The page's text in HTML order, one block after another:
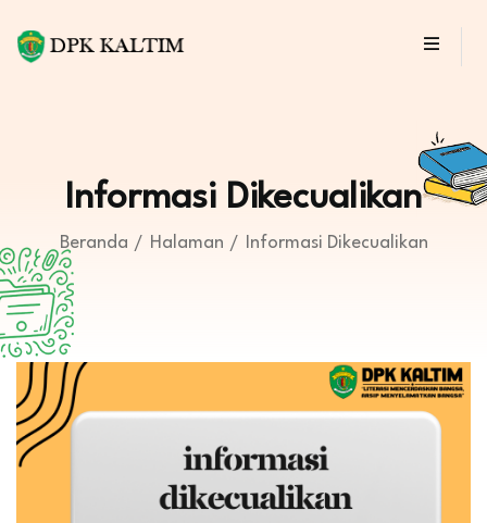
Informasi Dikecualikan
Beranda Halaman Informasi Dikecualikan